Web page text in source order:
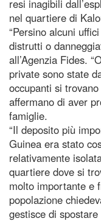
resi inagibili
nel quartiere di
“Persino alcuni
distrutti o
all’Agenzia Fides.
private sono state
occupanti si
affermano di aver
famiglie.
“Il deposito più
Guinea era stato
relativamente
quartiere dove si
molto importante e
popolazione
gestisce di spostare